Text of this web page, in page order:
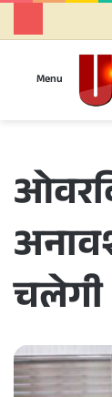
Menu
चलेगी